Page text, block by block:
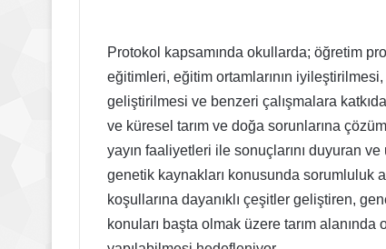
Protokol kapsamında okullarda; öğretim
eğitimleri, eğitim ortamlarının
geliştirilmesi ve benzeri çalışmalara
ve küresel tarım ve doğa sorunlarına
yayın faaliyetleri ile sonuçlarını duyuran
genetik kaynakları konusunda sorumluluk
koşullarına dayanıklı çeşitler geliştiren,
konuları başta olmak üzere tarım